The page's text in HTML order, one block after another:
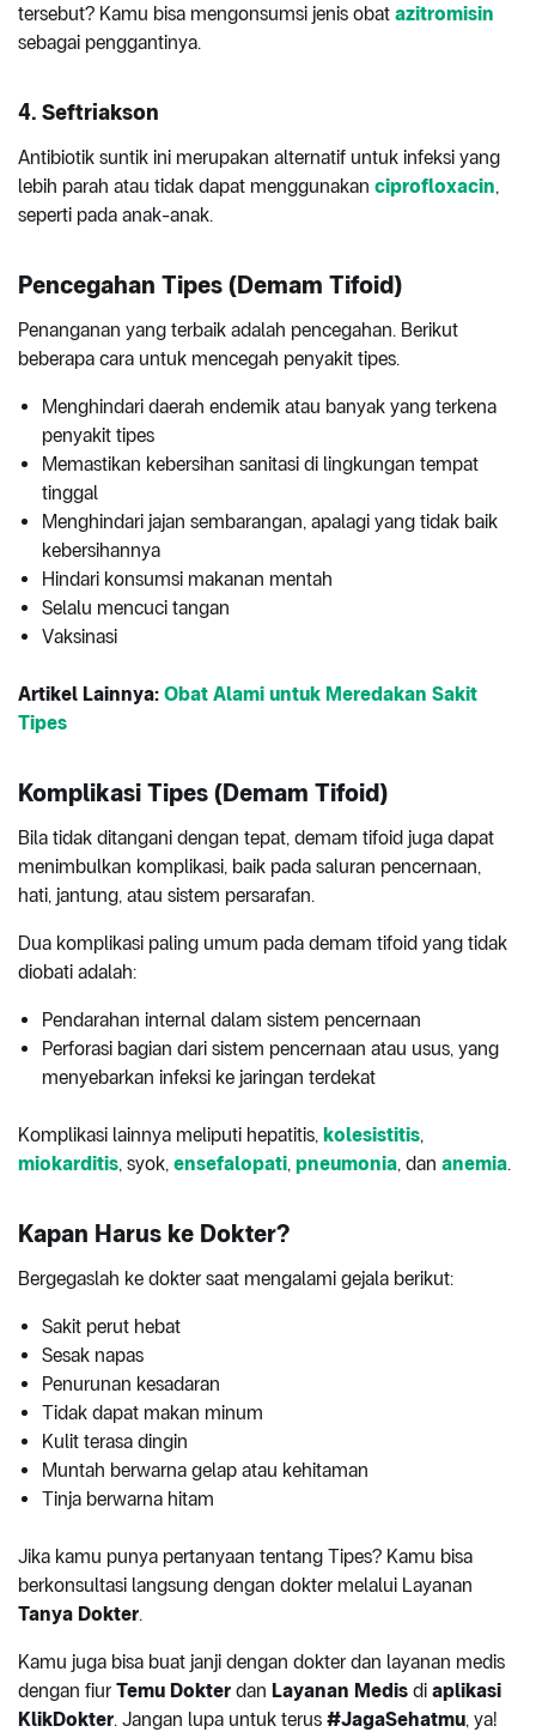
tersebut? Kamu bisa mengonsumsi jenis obat azitromisin
sebagai penggantinya.
4. Seftriakson
Antibiotik suntik ini merupakan alternatif untuk infeksi yang
lebih parah atau tidak dapat menggunakan ciprofloxacin,
seperti pada anak-anak.
Pencegahan Tipes (Demam Tifoid)
Penanganan yang terbaik adalah pencegahan. Berikut
beberapa cara untuk mencegah penyakit tipes.
Menghindari daerah endemik atau banyak yang terkena
penyakit tipes
Memastikan kebersihan sanitasi di lingkungan tempat
tinggal
Menghindari jajan sembarangan, apalagi yang tidak baik
kebersihannya
Hindari konsumsi makanan mentah
Selalu mencuci tangan
Vaksinasi
Artikel Lainnya: Obat Alami untuk Meredakan Sakit
Tipes
Komplikasi Tipes (Demam Tifoid)
Bila tidak ditangani dengan tepat, demam tifoid juga dapat
menimbulkan komplikasi, baik pada saluran pencernaan,
hati, jantung, atau sistem persarafan.
Dua komplikasi paling umum pada demam tifoid yang tidak
diobati adalah:
Pendarahan internal dalam sistem pencernaan
Perforasi bagian dari sistem pencernaan atau usus, yang
menyebarkan infeksi ke jaringan terdekat
Komplikasi lainnya meliputi hepatitis, kolesistitis,
miokarditis, syok, ensefalopati, pneumonia, dan anemia.
Kapan Harus ke Dokter?
Bergegaslah ke dokter saat mengalami gejala berikut:
Sakit perut hebat
Sesak napas
Penurunan kesadaran
Tidak dapat makan minum
Kulit terasa dingin
Muntah berwarna gelap atau kehitaman
Tinja berwarna hitam
Jika kamu punya pertanyaan tentang Tipes? Kamu bisa
berkonsultasi langsung dengan dokter melalui Layanan
Tanya Dokter.
Kamu juga bisa buat janji dengan dokter dan layanan medis
dengan fiur Temu Dokter dan Layanan Medis di aplikasi
KlikDokter. Jangan lupa untuk terus #JagaSehatmu, ya!